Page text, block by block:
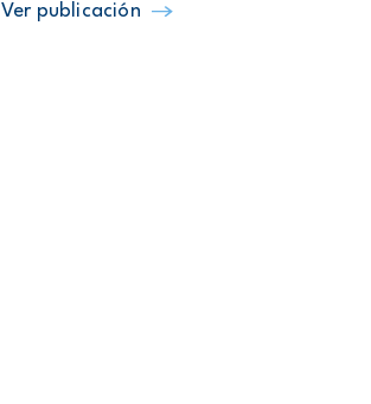
Ver publicación